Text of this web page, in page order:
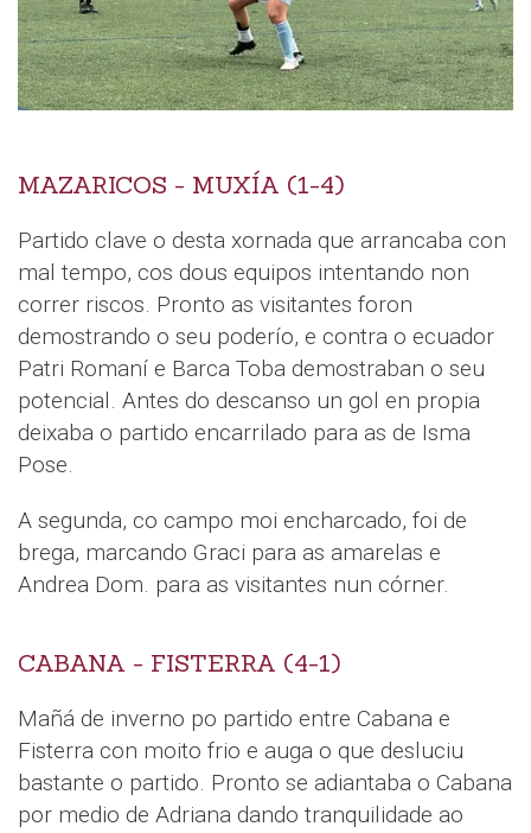
MAZARICOS - MUXÍA (1-4)
Partido clave o desta xornada que arrancaba con
mal tempo, cos dous equipos intentando non
correr riscos. Pronto as visitantes foron
demostrando o seu poderío, e contra o ecuador
Patri Romaní e Barca Toba demostraban o seu
potencial. Antes do descanso un gol en propia
deixaba o partido encarrilado para as de Isma
Pose.
A segunda, co campo moi encharcado, foi de
brega, marcando Graci para as amarelas e
Andrea Dom. para as visitantes nun córner.
CABANA - FISTERRA (4-1)
Mañá de inverno po partido entre Cabana e
Fisterra con moito frio e auga o que desluciu
bastante o partido. Pronto se adiantaba o Cabana
por medio de Adriana dando tranquilidade ao